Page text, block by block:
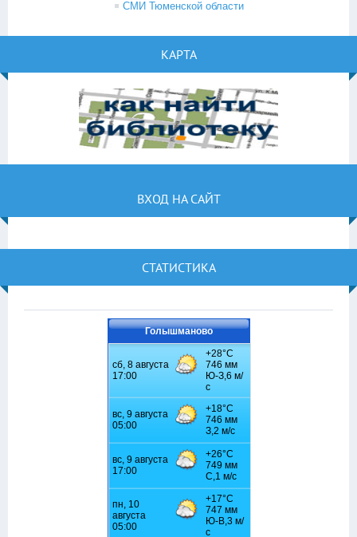
СМИ Тюменской области
КАРТА
ВХОД НА САЙТ
СТАТИСТИКА
Голышманово